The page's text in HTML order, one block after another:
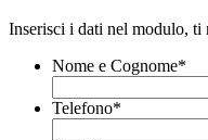
Inserisci i dati nel modulo, ti
Nome e Cognome*
Telefono*